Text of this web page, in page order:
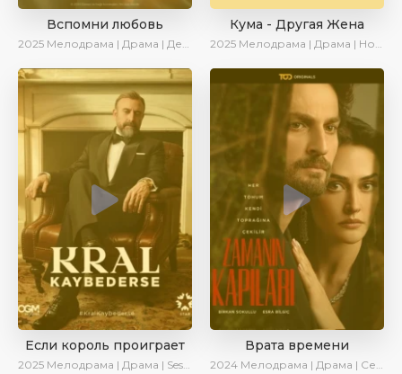
Вспомни любовь
2025 Мелодрама | Драма | Детектив | Комедия | Новинки | Сериалы 2025
Кума - Другая Жена
2025 Мелодрама | Драма | Новинки | Сериалы 2025
Если король проиграет
2025 Мелодрама | Драма | SesDizi | Ирина Котова | AlisaDirilis | Turok1990 | Новинки | Сериалы 2025
Врата времени
2024 Мелодрама | Драма | Сериалы 2024